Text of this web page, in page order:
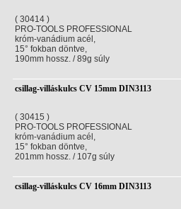
( 30414 )
PRO-TOOLS PROFESSIONAL
króm-vanádium acél,
15° fokban döntve,
190mm hossz. / 89g súly
csillag-villáskulcs CV 15mm DIN3113
( 30415 )
PRO-TOOLS PROFESSIONAL
króm-vanádium acél,
15° fokban döntve,
201mm hossz. / 107g súly
csillag-villáskulcs CV 16mm DIN3113